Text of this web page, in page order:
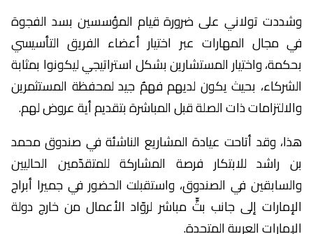
وشددت تولاني على ضرورة قيام المؤسسين بسد الفجوة
في مجال المهارات عبر اختيار أعضاء الفريق التأسيسي
بحكمة، واختيار المستشارين بشكل استراتيجي ليكونوا بمثابة
الشركاء، بحيث يكون لديهم فهمٌ جيد لمحفظة المستثمرين
والالتزامات ذات الصلة قبل المباشرة بتقديم أية عروض لهم.
هذا، وقد أتاحت عيادة المشاريع الناشئة في صندوق محمد
بن راشد للابتكار فرصة المشاركة للمتقدّمين الحاليين
والسابقين في الصندوق، واستقبلت الحضور في جميرا أبراج
الإمارات إلى جانب بثٍّ مباشر لروّاد الأعمال من خارج دولة
الإمارات العربية المتحدة.